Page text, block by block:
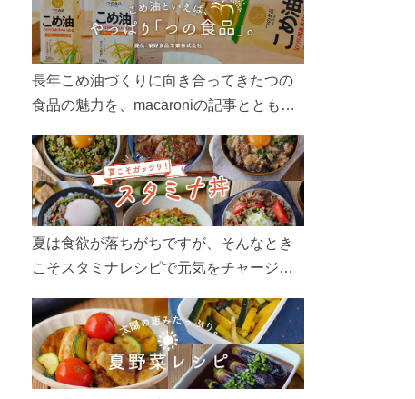
長年こめ油づくりに向き合ってきたつの
食品の魅力を、macaroniの記事とともに
ん、製造現場や品質へのこだわりまで。
こめ油をもっと好きになるコンテンツを
ぜひお楽しみください。
夏は食欲が落ちがちですが、そんなとき
こそスタミナレシピで元気をチャージ！
リ食べて、夏バテを吹き飛ばしましょ
う！